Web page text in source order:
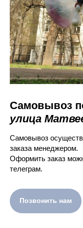
Самовывоз
улица
Самовывоз
заказа менеджером.
Оформить заказ
телеграм.
Позвонить нам